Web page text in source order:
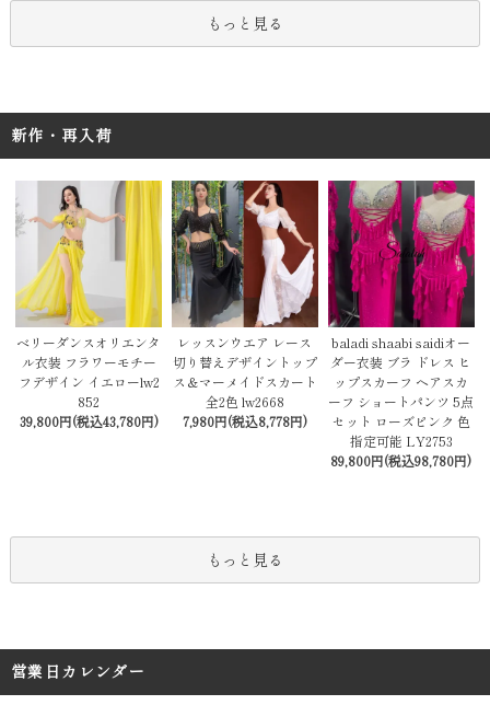
もっと見る
新作・再入荷
ベリーダンスオリエンタ
ル衣装 フラワーモチー
フデザイン イエローlw2
852
39,800円(税込43,780円)
レッスンウエア レース
切り替えデザイントップ
ス＆マーメイドスカート
全2色 lw2668
7,980円(税込8,778円)
baladi shaabi saidiオー
ダー衣装 ブラ ドレス ヒ
ップスカーフ ヘアスカ
ーフ ショートパンツ 5点
セット ローズピンク 色
指定可能 LY2753
89,800円(税込98,780円)
もっと見る
営業日カレンダー